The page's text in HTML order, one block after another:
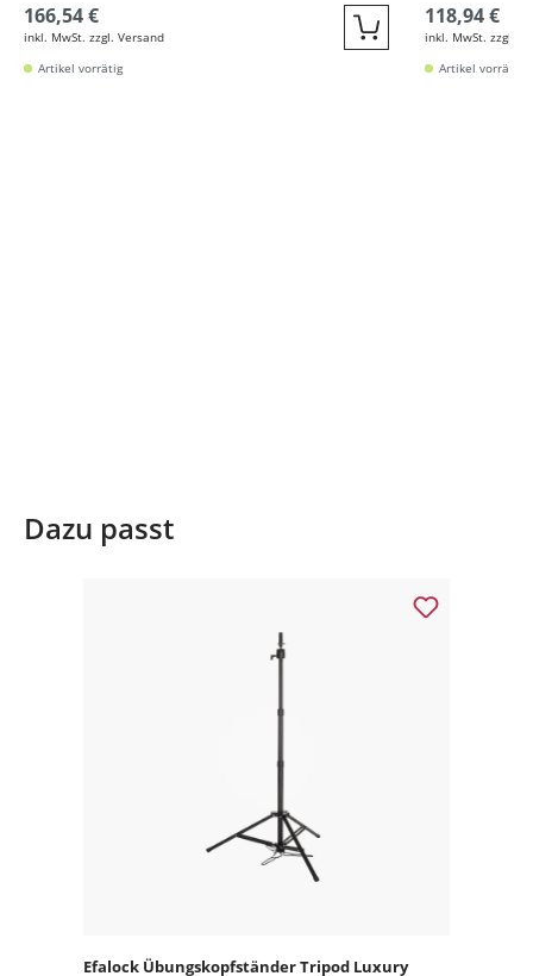
166,54 €
inkl. MwSt. zzgl. Versand Quickbuy
Artikel vorrätig
118,94 €
inkl. MwSt. zzgl.
Artikel vorrätig
Dazu passt
Efalock Übungskopfständer Tripod Luxury